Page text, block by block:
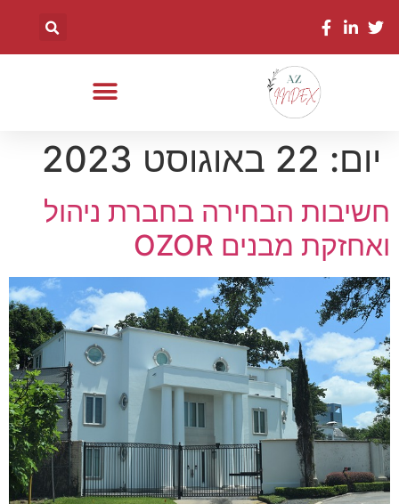
יום: 22 באוגוסט 2023
חשיבות הבחירה בחברת ניהול
ואחזקת מבנים OZOR